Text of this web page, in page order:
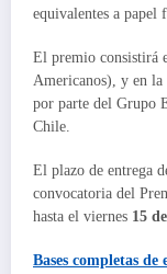
equivalentes a papel
El premio consistirá
Americanos), y en
por parte del Grupo
Chile.
El plazo de entrega
convocatoria del
hasta el viernes 15
Bases completas de